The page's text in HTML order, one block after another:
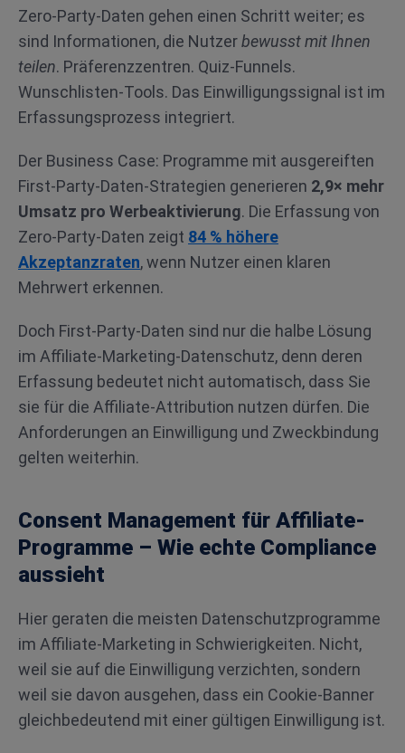
Zero-Party-Daten gehen einen Schritt weiter; es
sind Informationen, die Nutzerbewusst mit Ihnen
teilen. Präferenzzentren. Quiz-Funnels.
Wunschlisten-Tools. Das Einwilligungssignal ist im
Erfassungsprozess integriert.
Der Business Case: Programme mit ausgereiften
First-Party-Daten-Strategien generieren 2,9× mehr
Umsatz pro Werbeaktivierung. Die Erfassung von
Zero-Party-Daten zeigt 84 % höhere
Akzeptanzraten, wenn Nutzer einen klaren
Mehrwert erkennen.
Doch First-Party-Daten sind nur die halbe Lösung
im Affiliate-Marketing-Datenschutz, denn deren
Erfassung bedeutet nicht automatisch, dass Sie
sie für die Affiliate-Attribution nutzen dürfen. Die
Anforderungen an Einwilligung und Zweckbindung
gelten weiterhin.
Consent Management für Affiliate-
Programme – Wie echte Compliance
aussieht
Hier geraten die meisten Datenschutzprogramme
im Affiliate-Marketing in Schwierigkeiten. Nicht,
weil sie auf die Einwilligung verzichten, sondern
weil sie davon ausgehen, dass ein Cookie-Banner
gleichbedeutend mit einer gültigen Einwilligung ist.